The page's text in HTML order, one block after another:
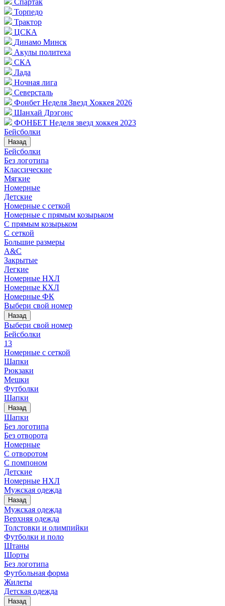
Спартак
Торпедо
Трактор
ЦСКА
Динамо Минск
Акулы политеха
СКА
Лада
Ночная лига
Северсталь
Фонбет Неделя Звезд Хоккея 2026
Шанхай Дрэгонс
ФОНБЕТ Неделя звезд хоккея 2023
Бейсболки
Назад
Бейсболки
Без логотипа
Классические
Мягкие
Номерные
Детские
Номерные с сеткой
Номерные с прямым козырьком
С прямым козырьком
С сеткой
Большие размеры
A&C
Закрытые
Легкие
Номерные НХЛ
Номерные КХЛ
Номерные ФК
Выбери свой номер
Назад
Выбери свой номер
Бейсболки
13
Номерные с сеткой
Шапки
Рюкзаки
Мешки
Футболки
Шапки
Назад
Шапки
Без логотипа
Без отворота
Номерные
С отворотом
С помпоном
Детские
Номерные НХЛ
Мужская одежда
Назад
Мужская одежда
Верхняя одежда
Толстовки и олимпийки
Футболки и поло
Штаны
Шорты
Без логотипа
Футбольная форма
Жилеты
Детская одежда
Назад